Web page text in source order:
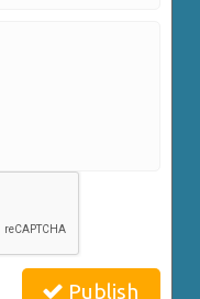
Publish